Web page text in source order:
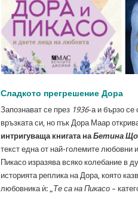
Сладкото прегрешение Дора
Запознават се през 1936-а и бързо се
връзката си, но пък Дора Маар
интригуваща книгата на Бетина
текст една от най-големите любовни
Пикасо изразява всяко колебание в
историята реплика на Дора, която
любовника ѝ: „ Те са на Пикасо–